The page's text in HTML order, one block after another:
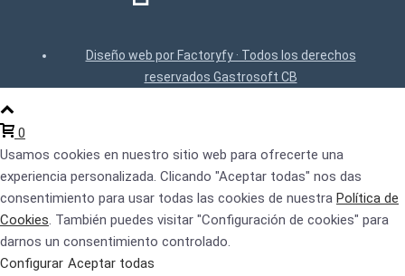
Diseño web por Factoryfy · Todos los derechos
reservados Gastrosoft CB
0
Usamos cookies en nuestro sitio web para ofrecerte una
experiencia personalizada. Clicando "Aceptar todas" nos das
consentimiento para usar todas las cookies de nuestra Política de
Cookies. También puedes visitar "Configuración de cookies" para
darnos un consentimiento controlado.
Configurar Aceptar todas